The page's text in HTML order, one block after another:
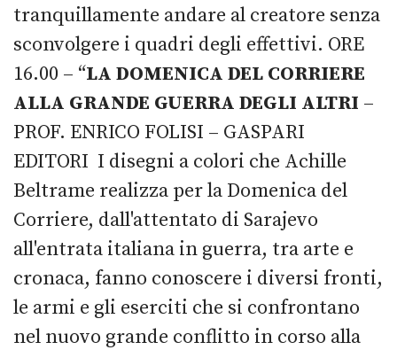
tranquillamente andare al creatore senza
sconvolgere i quadri degli effettivi. ORE
16.00 – “LA DOMENICA DEL CORRIERE
ALLA GRANDE GUERRA DEGLI ALTRI –
PROF. ENRICO FOLISI – GASPARI
EDITORI I disegni a colori che Achille
Beltrame realizza per la Domenica del
Corriere, dall'attentato di Sarajevo
all'entrata italiana in guerra, tra arte e
cronaca, fanno conoscere i diversi fronti,
le armi e gli eserciti che si confrontano
nel nuovo grande conflitto in corso alla